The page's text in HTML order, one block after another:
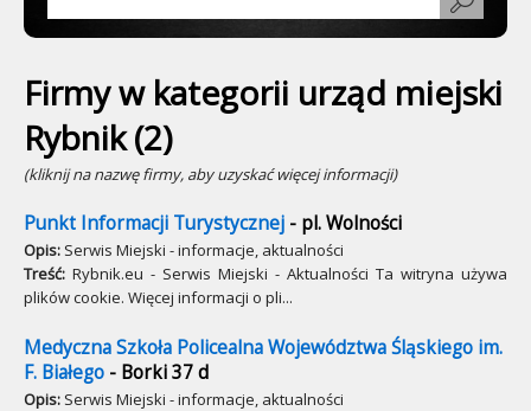
Firmy w kategorii urząd miejski
Rybnik (2)
(kliknij na nazwę firmy, aby uzyskać więcej informacji)
Punkt Informacji Turystycznej - pl. Wolności
Opis: Serwis Miejski - informacje, aktualności
Treść: Rybnik.eu - Serwis Miejski - Aktualności Ta witryna używa
plików cookie. Więcej informacji o pli...
Medyczna Szkoła Policealna Województwa Śląskiego im.
F. Białego - Borki 37 d
Opis: Serwis Miejski - informacje, aktualności